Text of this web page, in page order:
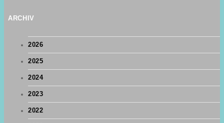
ARCHIV
2026
2025
2024
2023
2022